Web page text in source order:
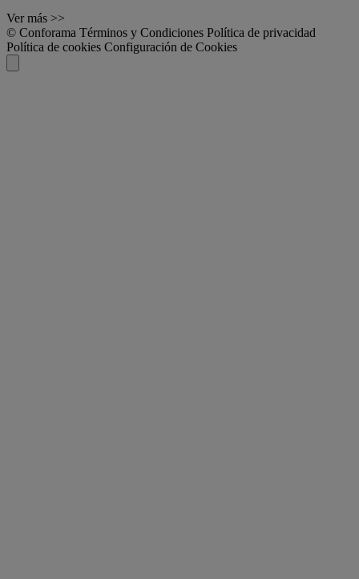
Ver más >>
© Conforama Términos y Condiciones Política de privacidad
Política de cookies Configuración de Cookies